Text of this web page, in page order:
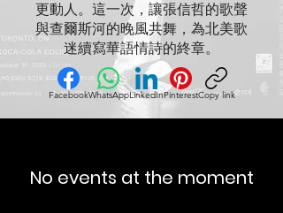
更動人。這一次，讓張信哲的歌聲
與查爾斯河的晚風共舞，為北美歌
迷續寫華語情詩的終章。
FacebookWhatsAppLinkedInPinterestCopy link
No events at the moment